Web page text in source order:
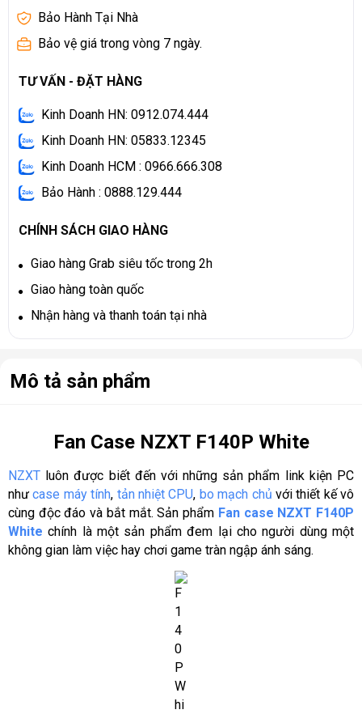
Bảo Hành Tại Nhà
Bảo vệ giá trong vòng 7 ngày.
TƯ VẤN - ĐẶT HÀNG
Kinh Doanh HN: 0912.074.444
Kinh Doanh HN: 05833.12345
Kinh Doanh HCM : 0966.666.308
Bảo Hành : 0888.129.444
CHÍNH SÁCH GIAO HÀNG
Giao hàng Grab siêu tốc trong 2h
Giao hàng toàn quốc
Nhận hàng và thanh toán tại nhà
Mô tả sản phẩm
Fan Case NZXT F140P White
NZXT luôn được biết đến với những sản phẩm link kiện PC
nhưcase máy tính, tản nhiệt CPU, bo mạch chủ với thiết kế vô
cùng độc đáo và bắt mắt. Sản phẩm Fan case NZXT F140P
White chính là một sản phẩm đem lại cho người dùng một
không gian làm việc hay chơi game tràn ngập ánh sáng.